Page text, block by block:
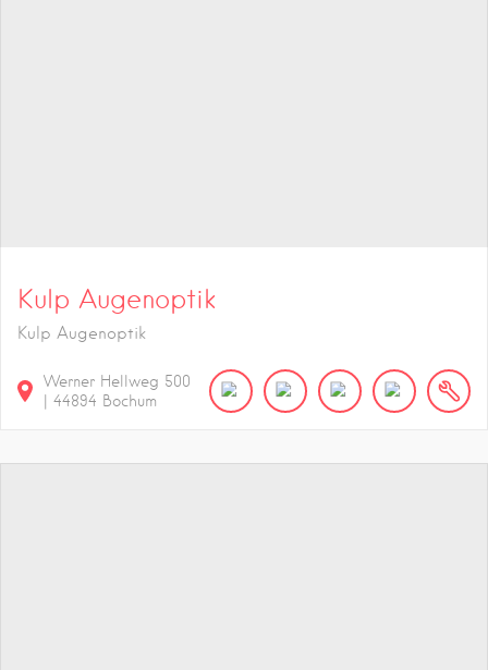
Kulp Augenoptik
Kulp Augenoptik
Werner Hellweg 500
44894 Bochum